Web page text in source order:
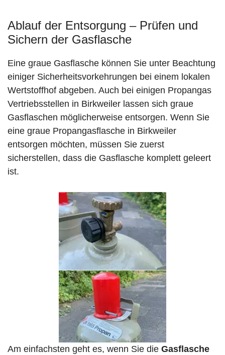
Ablauf der Entsorgung – Prüfen und
Sichern der Gasflasche
Eine graue Gasflasche können Sie unter Beachtung
einiger Sicherheitsvorkehrungen bei einem lokalen
Wertstoffhof abgeben. Auch bei einigen Propangas
Vertriebsstellen in Birkweiler lassen sich graue
Gasflaschen möglicherweise entsorgen. Wenn Sie
eine graue Propangasflasche in Birkweiler
entsorgen möchten, müssen Sie zuerst
sicherstellen, dass die Gasflasche komplett geleert
ist.
Am einfachsten geht es, wenn Sie die Gasflasche